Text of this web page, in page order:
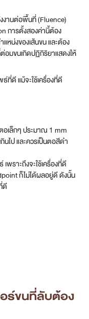
ร์ขนที่ลับต้อง
งปลอดภัย จึงสามารถ
ข้อมูลเบื้องต้นเกี่ยวกับ
ธีการดูแลตัวเองทั้งก่อน
บการเลเซอร์ขนให้งดการ
ร์ เพราะจะทำให้ผิวหนัง
เซอร์
เลเซอร์ทำ